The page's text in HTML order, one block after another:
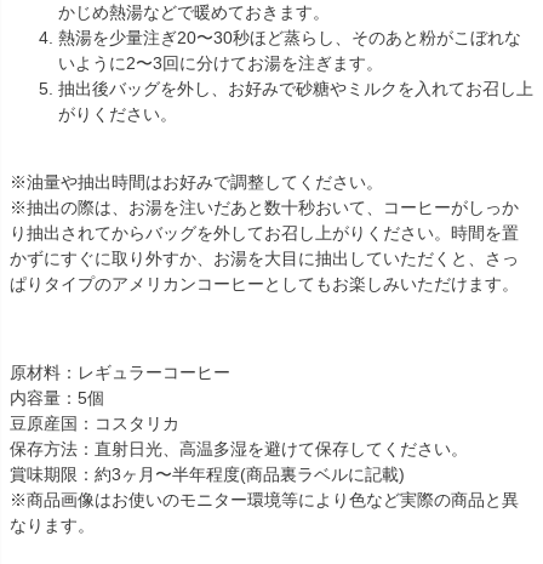
かじめ熱湯などで暖めておきます。
熱湯を少量注ぎ20〜30秒ほど蒸らし、そのあと粉がこぼれな
いように2〜3回に分けてお湯を注ぎます。
抽出後バッグを外し、お好みで砂糖やミルクを入れてお召し上
がりください。
※油量や抽出時間はお好みで調整してください。
※抽出の際は、お湯を注いだあと数十秒おいて、コーヒーがしっか
り抽出されてからバッグを外してお召し上がりください。時間を置
かずにすぐに取り外すか、お湯を大目に抽出していただくと、さっ
ぱりタイプのアメリカンコーヒーとしてもお楽しみいただけます。
原材料：レギュラーコーヒー
内容量：5個
豆原産国：コスタリカ
保存方法：直射日光、高温多湿を避けて保存してください。
賞味期限：約3ヶ月〜半年程度(商品裏ラベルに記載)
※商品画像はお使いのモニター環境等により色など実際の商品と異
なります。